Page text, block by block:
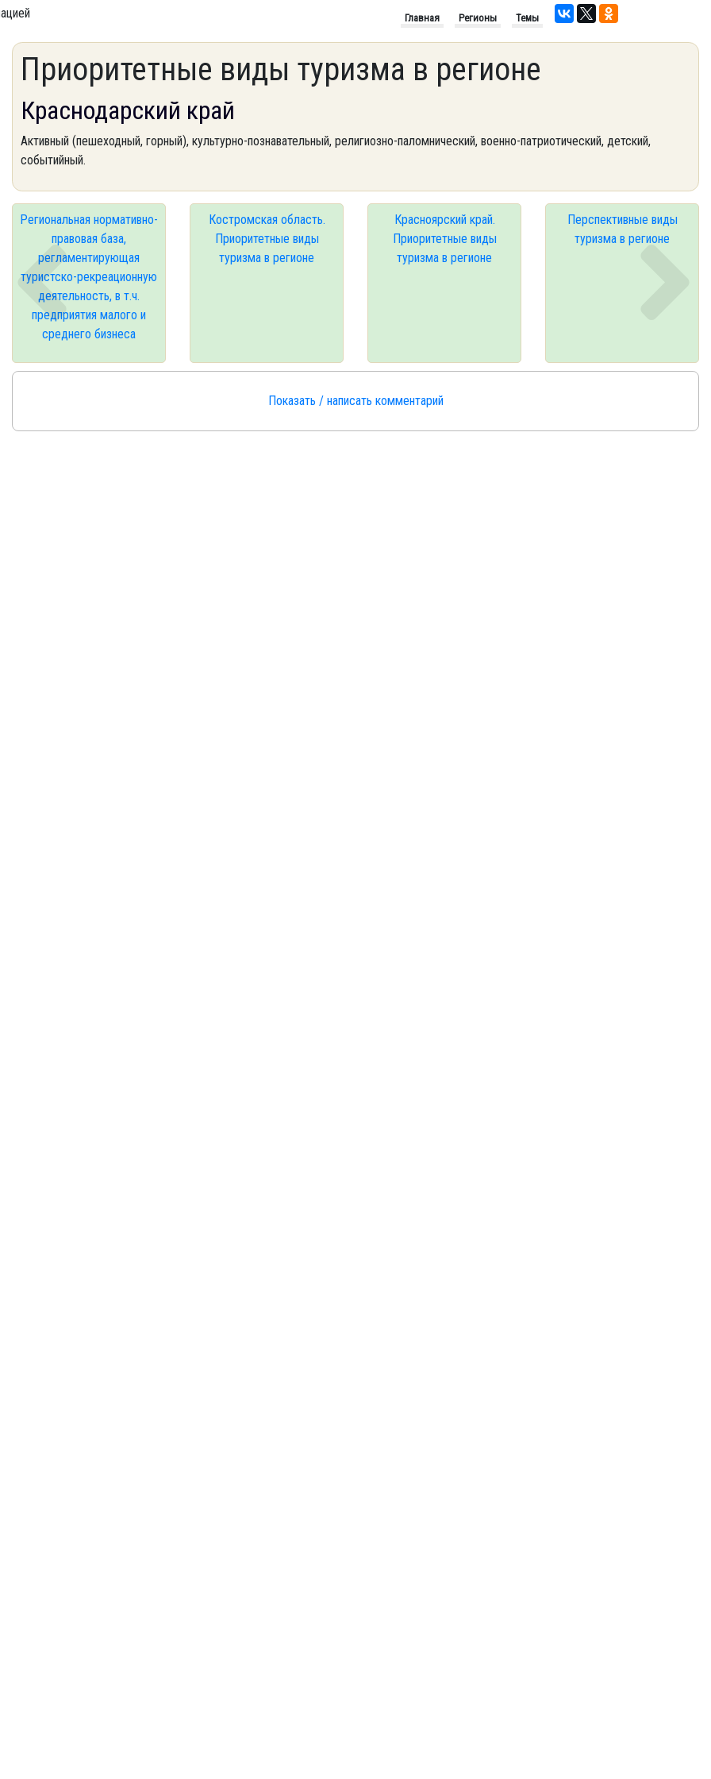
Главная Регионы Темы
Приоритетные виды туризма в регионе
Краснодарский край
Активный (пешеходный, горный), культурно-познавательный, религиозно-паломнический, военно-патриотический, детский,
событийный.
Региональная нормативно-
правовая база,
регламентирующая
туристско-рекреационную
деятельность, в т.ч.
предприятия малого и
среднего бизнеса
Костромская область.
Приоритетные виды
туризма в регионе
Красноярский край.
Приоритетные виды
туризма в регионе
Перспективные виды
туризма в регионе
Показать / написать комментарий